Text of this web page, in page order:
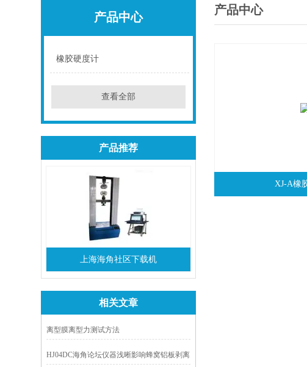
产品中心
橡胶硬度计
查看全部
产品推荐
上海海角社区下载机
相关文章
离型膜离型力测试方法
HJ04DC海角论坛仪器浅晰影响蜂窝铝板剥离
产品中心
XJ-A橡